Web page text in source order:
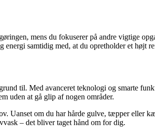
mens du fokuserer på andre vigtige
energi samtidig med, at du opretholder et højt
til. Med avanceret teknologi og smarte
uden at gå glip af nogen områder.
Uanset om du har hårde gulve, tæpper eller
– det bliver taget hånd om for dig.